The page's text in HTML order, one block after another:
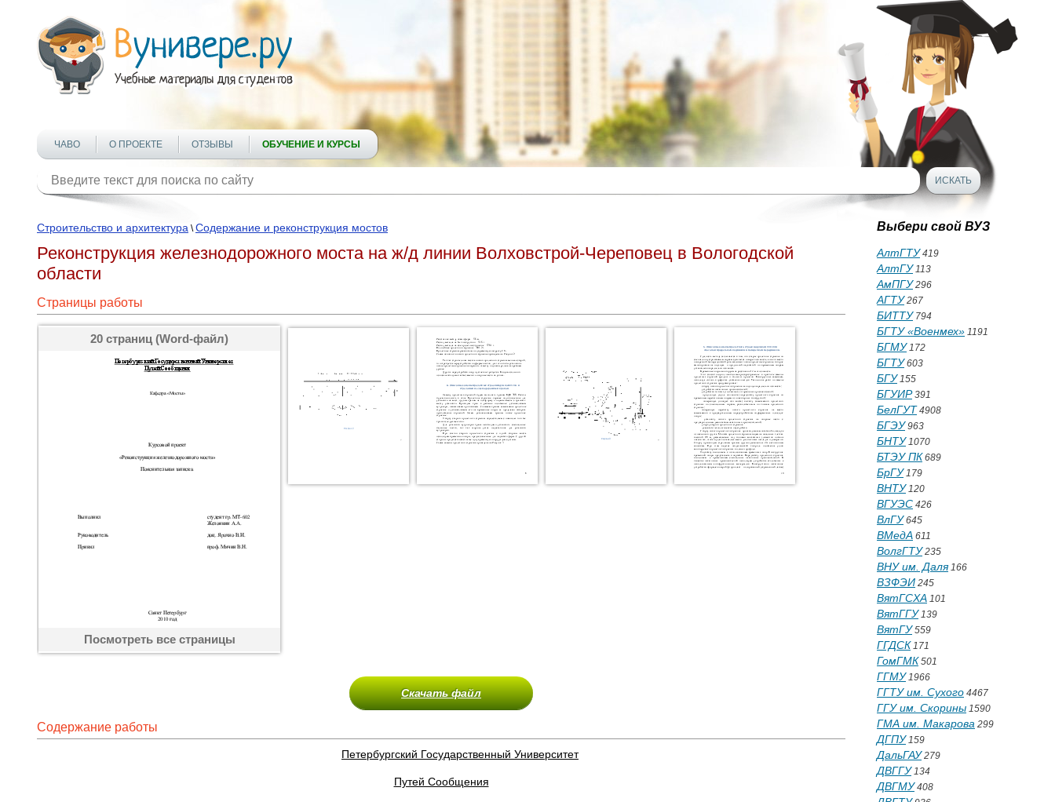
ЧАВО О ПРОЕКТЕ ОТЗЫВЫ ОБУЧЕНИЕ И КУРСЫ
Строительство и архитектура \Содержание и реконструкция мостов
Реконструкция железнодорожного моста на ж/д линии Волховстрой-Череповец в Вологодской
области
Страницы работы
20 страниц (Word-файл)
Посмотреть все страницы
Скачать файл
Содержание работы
Петербургский Государственный Университет
Путей Сообщения
Выбери свой ВУЗ
АлтГТУ419
АлтГУ113
АмПГУ296
АГТУ267
БИТТУ794
БГТУ «Военмех» 1191
БГМУ172
БГТУ603
БГУ155
БГУИР391
БелГУТ 4908
БГЭУ963
БНТУ1070
БТЭУ ПК 689
БрГУ179
ВНТУ120
ВГУЭС 426
ВлГУ645
ВМедА 611
ВолгГТУ235
ВНУ им. Даля166
ВЗФЭИ 245
ВятГСХА 101
ВятГГУ139
ВятГУ559
ГГДСК 171
ГомГМК 501
ГГМУ1966
ГГТУ им. Сухого 4467
ГГУ им. Скорины 1590
ГМА им. Макарова 299
ДГПУ159
ДальГАУ279
ДВГГУ134
ДВГМУ408